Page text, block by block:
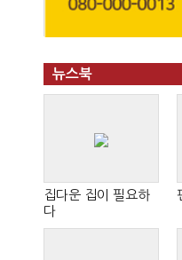
뉴스북
집다운 집이 필요하
다